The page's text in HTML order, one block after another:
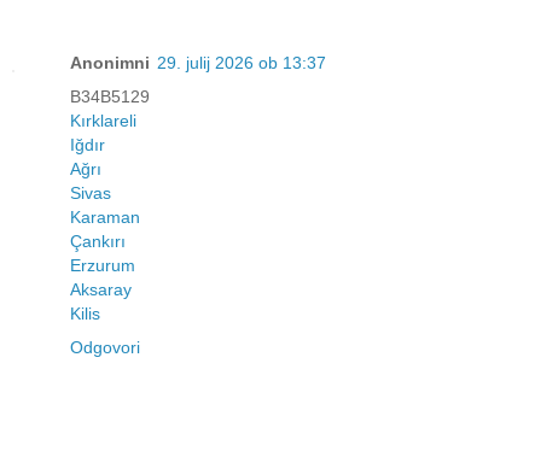
Anonimni 29. julij 2026 ob 13:37
B34B5129
Kırklareli
Iğdır
Ağrı
Sivas
Karaman
Çankırı
Erzurum
Aksaray
Kilis
Odgovori